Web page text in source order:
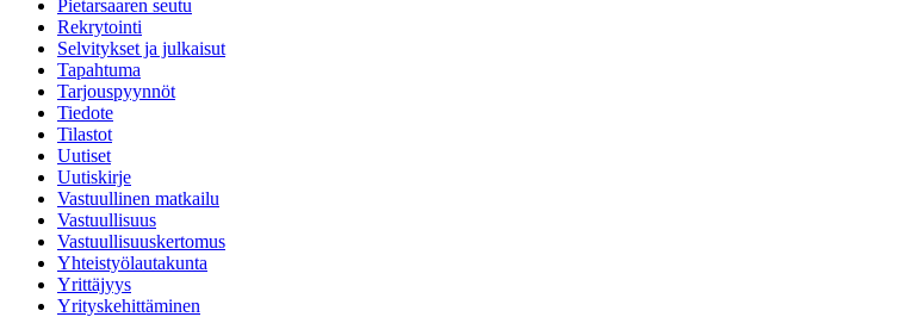
Pietarsaaren seutu
Rekrytointi
Selvitykset ja julkaisut
Tapahtuma
Tarjouspyynnöt
Tiedote
Tilastot
Uutiset
Uutiskirje
Vastuullinen matkailu
Vastuullisuus
Vastuullisuuskertomus
Yhteistyölautakunta
Yrittäjyys
Yrityskehittäminen